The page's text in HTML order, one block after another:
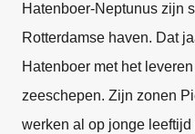
Hatenboer-Neptunus zijn
Rotterdamse haven. Dat
Hatenboer met het
zeeschepen. Zijn zonen
werken al op jonge